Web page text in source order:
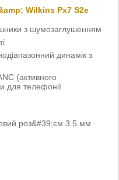
Wilkins Px7 S2e
з шумозаглушенням
динамік з
(активного
для телефонії
роз&#39;єм 3.5 мм